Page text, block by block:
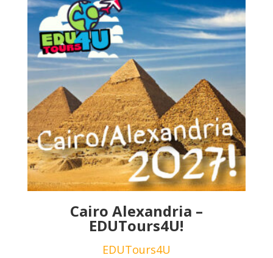
Cairo Alexandria –
EDUTours4U!
EDUTours4U